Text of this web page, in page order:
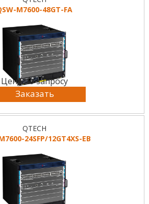
M7600-48GT-FA
Цена по запросу
Заказать
QTECH
24SFP/12GT4XS-EB